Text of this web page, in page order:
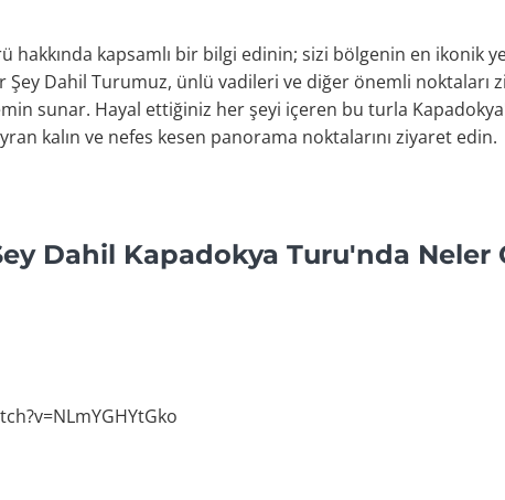
hakkında kapsamlı bir bilgi edinin; sizi bölgenin en ikonik
Şey Dahil Turumuz, ünlü vadileri ve diğer önemli noktaları
sunar. Hayal ettiğiniz her şeyi içeren bu turla
kalın ve nefes kesen panorama noktalarını ziyaret edin.
Dahil Kapadokya Turu'nda Neler